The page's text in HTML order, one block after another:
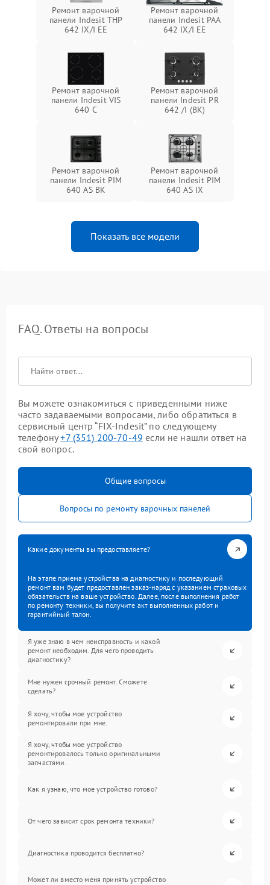
Ремонт варочной
панели Indesit THP
642 IX/I EE
Ремонт варочной
панели Indesit PAA
642 IX/I EE
Ремонт варочной
панели Indesit VIS
640 C
Ремонт варочной
панели Indesit PR
642 /I (BK)
Ремонт варочной
панели Indesit PIM
640 AS BK
Ремонт варочной
панели Indesit PIM
640 AS IX
Показать все модели
FAQ. Ответы на вопросы
Вы можете ознакомиться с приведенными ниже
часто задаваемыми вопросами, либо обратиться в
сервисный центр “FIX-Indesit” по следующему
телефону+7 (351) 200-70-49 если не нашли ответ на
свой вопрос.
Общие вопросы
Вопросы по ремонту варочных панелей
Какие документы вы предоставляете?
На этапе приема устройства на диагностику и последующий
ремонт вам будет предоставлен заказ-наряд с указанием страховых
обязательств на ваше устройство. Далее, после выполнения работ
по ремонту техники, вы получите акт выполненных работ и
гарантийный талон.
Я уже знаю в чем неисправность и какой
ремонт необходим. Для чего проводить
диагностику?
Мне нужен срочный ремонт. Сможете
сделать?
Я хочу, чтобы мое устройство
ремонтировали при мне.
Я хочу, чтобы мое устройство
ремонтировалось только оригинальными
запчастями.
Как я узнаю, что мое устройство готово?
От чего зависит срок ремонта техники?
Диагностика проводится бесплатно?
Может ли вместо меня принять устройство